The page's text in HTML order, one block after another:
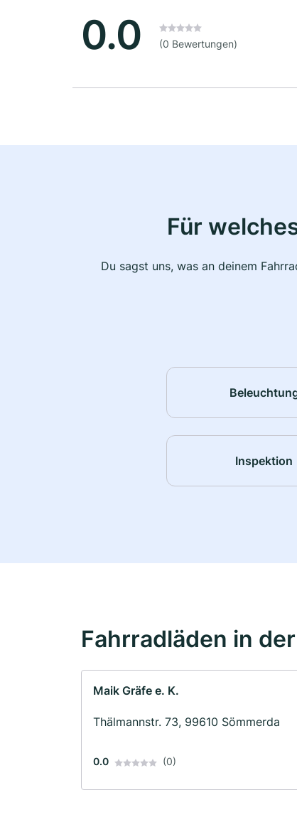
0.0 (0 Bewertungen)
Für
Du sagst uns, was an deinem
Inspektion
Fahrradläden in
Maik Gräfe e. K.
Thälmannstr. 73, 99610 Sömmerda
0.0 (0)